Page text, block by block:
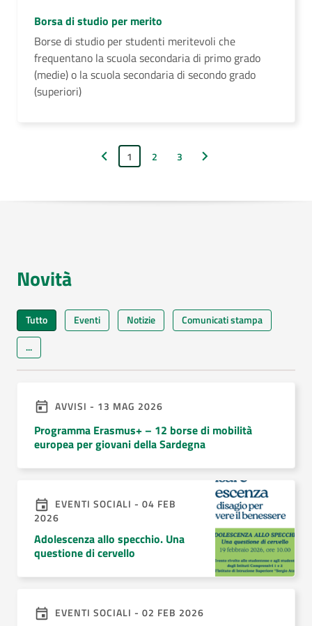
Borsa di studio per merito
Borse di studio per studenti meritevoli che
frequentano la scuola secondaria di primo grado
(medie) o la scuola secondaria di secondo grado
(superiori)
Pagina precedente
1 2 3 Pagina successiva
Novità
Tutto Eventi Notizie
Comunicati stampa
...
AVVISI - 13 MAG 2026
Programma Erasmus+ – 12 borse di mobilità
europea per giovani della Sardegna
EVENTI SOCIALI - 04 FEB
2026
Adolescenza allo specchio. Una
questione di cervello
EVENTI SOCIALI - 02 FEB 2026